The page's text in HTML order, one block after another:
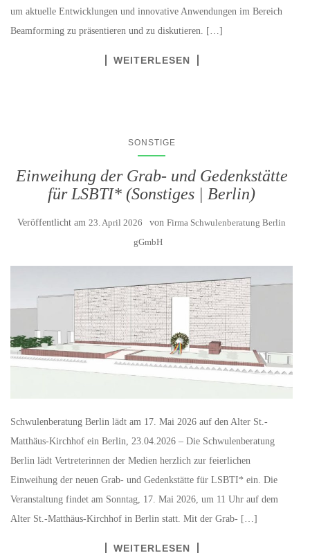
um aktuelle Entwicklungen und innovative Anwendungen im Bereich
Beamforming zu präsentieren und zu diskutieren. […]
WEITERLESEN
SONSTIGE
Einweihung der Grab- und Gedenkstätte
für LSBTI* (Sonstiges | Berlin)
Veröffentlicht am 23. April 2026 von Firma Schwulenberatung Berlin
gGmbH
Schwulenberatung Berlin lädt am 17. Mai 2026 auf den Alter St.-
Matthäus-Kirchhof ein Berlin, 23.04.2026 – Die Schwulenberatung
Berlin lädt Vertreterinnen der Medien herzlich zur feierlichen
Einweihung der neuen Grab- und Gedenkstätte für LSBTI* ein. Die
Veranstaltung findet am Sonntag, 17. Mai 2026, um 11 Uhr auf dem
Alter St.-Matthäus-Kirchhof in Berlin statt. Mit der Grab- […]
WEITERLESEN